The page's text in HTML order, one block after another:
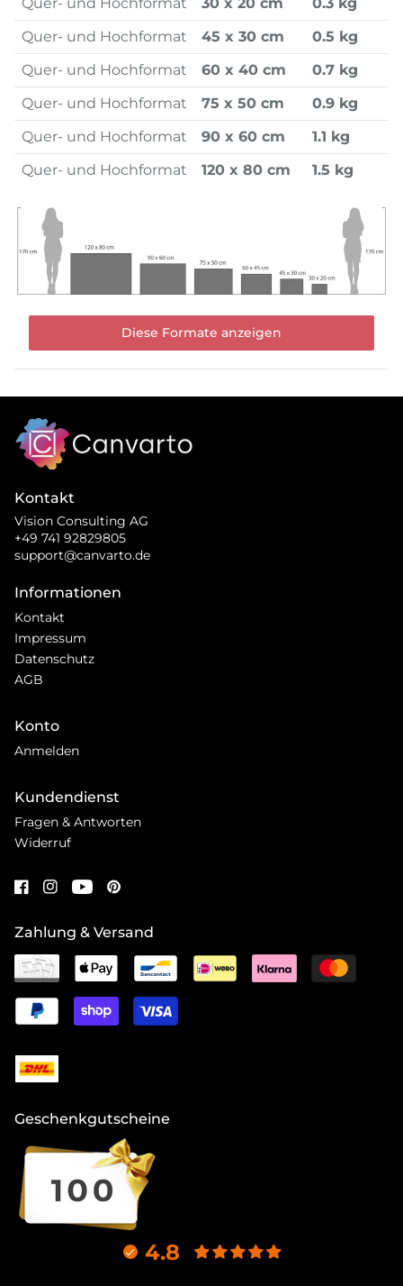
Quer- und Hochformat
45 x 30 cm
0.5 kg
Quer- und Hochformat
60 x 40 cm
0.7 kg
Quer- und Hochformat
75 x 50 cm
0.9 kg
Quer- und Hochformat
90 x 60 cm
1.1 kg
Quer- und Hochformat
120 x 80 cm 1.5 kg
Diese Formate anzeigen
Kontakt
Vision Consulting AG
+49 741 92829805
support@canvarto.de
Informationen
Kontakt
Impressum
Datenschutz
AGB
Konto
Anmelden
Kundendienst
Fragen & Antworten
Widerruf
Zahlung & Versand
Geschenkgutscheine
4.8